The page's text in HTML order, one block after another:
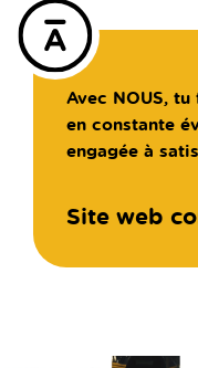
Avec NOUS,
en constante
engagée à
Site web